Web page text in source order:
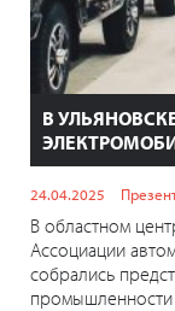
В
24.04.2025
В областном
Ассоциации
собрались
промышленности